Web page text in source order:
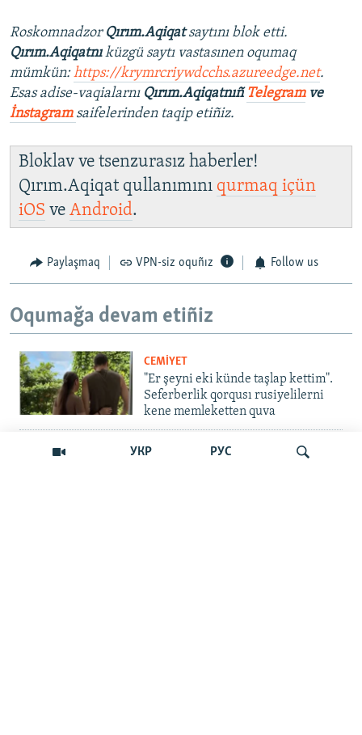
УКР РУС
Roskomnadzor Qırım.Aqiqatsaytını blok etti.
Qırım.Aqiqatnıküzgü saytı vastasınen oqumaq
mümkün:https://krymrcriywdcchs.azureedge.net.
Esas adise-vaqialarnı Qırım.Aqiqatnıñ Telegramve
İnstagram saifelerinden taqip etiñiz.
Bloklav ve tsenzurasız haberler!
Qırım.Aqiqat qullanımını qurmaq içün
iOS ve Android.
Paylaşmaq VPN-siz oquñız Follow us
Oqumağa devam etiñiz
CEMİYET
"Er şeyni eki künde taşlap kettim".
Seferberlik qorqusı rusiyelilerni
kene memleketten quva
İNSAN AQLARI